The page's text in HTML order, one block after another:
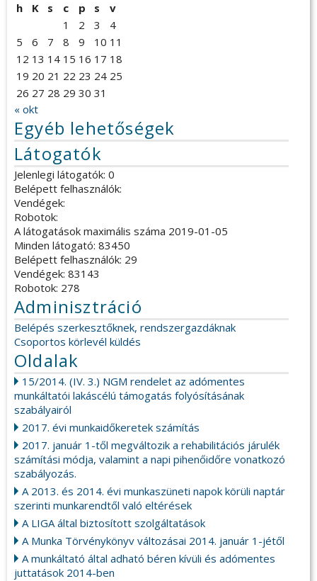
h
K s c p s
v
1
2 3
4
5
6 7 8 9 10 11
12 13 14 15 16 17 18
19 20 21 22 23 24 25
26 27 28 29 30 31
« okt
Egyéb lehetőségek
Látogatók
Jelenlegi látogatók: 0
Belépett felhasználók:
Vendégek:
Robotok:
A látogatások maximális száma 2019-01-05
Minden látogató: 83450
Belépett felhasználók: 29
Vendégek: 83143
Robotok: 278
Adminisztráció
Belépés szerkesztőknek, rendszergazdáknak
Csoportos körlevél küldés
Oldalak
15/2014. (IV. 3.) NGM rendelet az adómentes
munkáltatói lakáscélú támogatás folyósításának
szabályairól
2017. évi munkaidőkeretek számítás
2017. január 1-től megváltozik a rehabilitációs járulék
számítási módja, valamint a napi pihenőidőre vonatkozó
szabályozás.
A 2013. és 2014. évi munkaszüneti napok körüli naptár
szerinti munkarendtől való eltérések
A LIGA által biztosított szolgáltatások
A Munka Törvénykönyv változásai 2014. január 1-jétől
A munkáltató által adható béren kívüli és adómentes
juttatások 2014-ben